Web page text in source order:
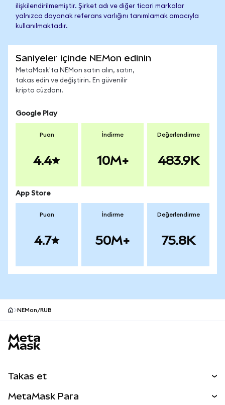
ilişkilendirilmemiştir. Şirket adı ve diğer ticari markalar
yalnızca dayanak referans varlığını tanımlamak amacıyla
kullanılmaktadır.
Saniyeler içinde NEMon edinin
MetaMask'ta NEMon satın alın, satın,
takas edin ve değiştirin. En güvenilir
kripto cüzdanı.
Google Play
Puan
4.4
İndirme
10M+
Değerlendirme
483.9K
App Store
Puan
4.7
İndirme
50M+
Değerlendirme
75.8K
NEMon/RUB
Takas et
MetaMask Para